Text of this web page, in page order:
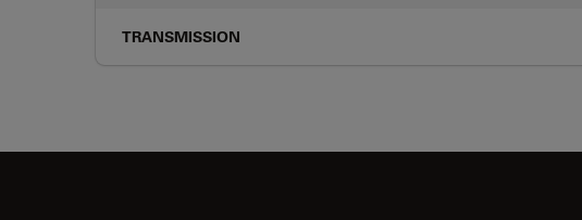
TRANSMISSION